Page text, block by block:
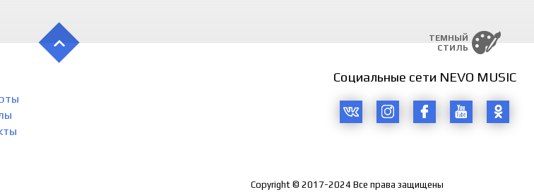
ТЕМНЫЙ
СТИЛЬ
Социальные сети NEVO MUSIC
Copyright © 2017-2024 Все права защищены